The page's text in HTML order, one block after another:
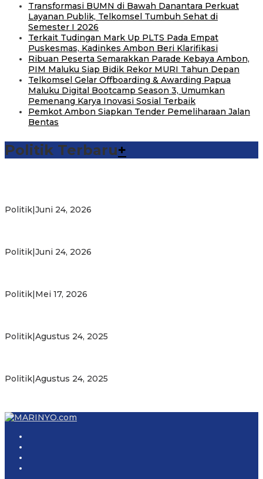
Transformasi BUMN di Bawah Danantara Perkuat
Layanan Publik, Telkomsel Tumbuh Sehat di
Semester I 2026
Terkait Tudingan Mark Up PLTS Pada Empat
Puskesmas, Kadinkes Ambon Beri Klarifikasi
Ribuan Peserta Semarakkan Parade Kebaya Ambon,
PIM Maluku Siap Bidik Rekor MURI Tahun Depan
Telkomsel Gelar Offboarding & Awarding Papua
Maluku Digital Bootcamp Season 3, Umumkan
Pemenang Karya Inovasi Sosial Terbaik
Pemkot Ambon Siapkan Tender Pemeliharaan Jalan
Bentas
Politik Terbaru+
Politik Juni 24, 2026
Politik Juni 24, 2026
Politik Mei 17, 2026
Politik Agustus 24, 2025
Politik Agustus 24, 2025